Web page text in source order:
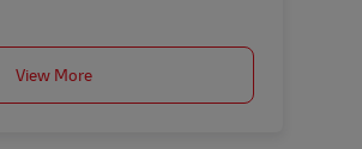
View More